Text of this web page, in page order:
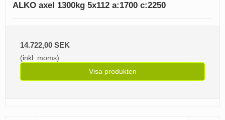
ALKO axel 1300kg 5x112 a:1700 c:2250
14.722,00 SEK
(inkl. moms)
Visa produkten